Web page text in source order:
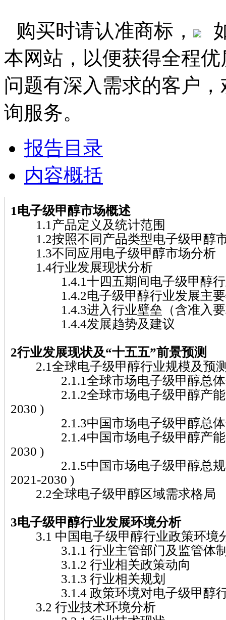
购买时请认准商标，
本网站，以便获得全程
问题有深入需求的客户
询服务。
报告目录
内容概括
1电子级甲醇市场概述
1.1产品定义及统计范围
1.2按照不同产品类型电子级甲醇
1.3不同应用电子级甲醇市场分析
1.4行业发展现状分析
1.4.1十四五期间电子级甲醇行
1.4.2电子级甲醇行业发展主要
1.4.3进入行业壁垒（含准入要
1.4.4发展趋势及建议
2行业发展现状及“十五五”前景预测
2.1全球电子级甲醇行业规模及预
2.1.1全球市场电子级甲醇总体规
2.1.2全球市场电子级甲醇产能
2030 )
2.1.3中国市场电子级甲醇总体规
2.1.4中国市场电子级甲醇产能
2030 )
2.1.5中国市场电子级甲醇总规
2021-2030 )
2.2全球电子级甲醇区域需求格局
3电子级甲醇行业发展环境分析
3.1 中国电子级甲醇行业政策环境
3.1.1 行业主管部门及监管体
3.1.2 行业相关政策动向
3.1.3 行业相关规划
3.1.4 政策环境对电子级甲醇行
3.2 行业技术环境分析